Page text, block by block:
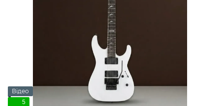
Відео
5